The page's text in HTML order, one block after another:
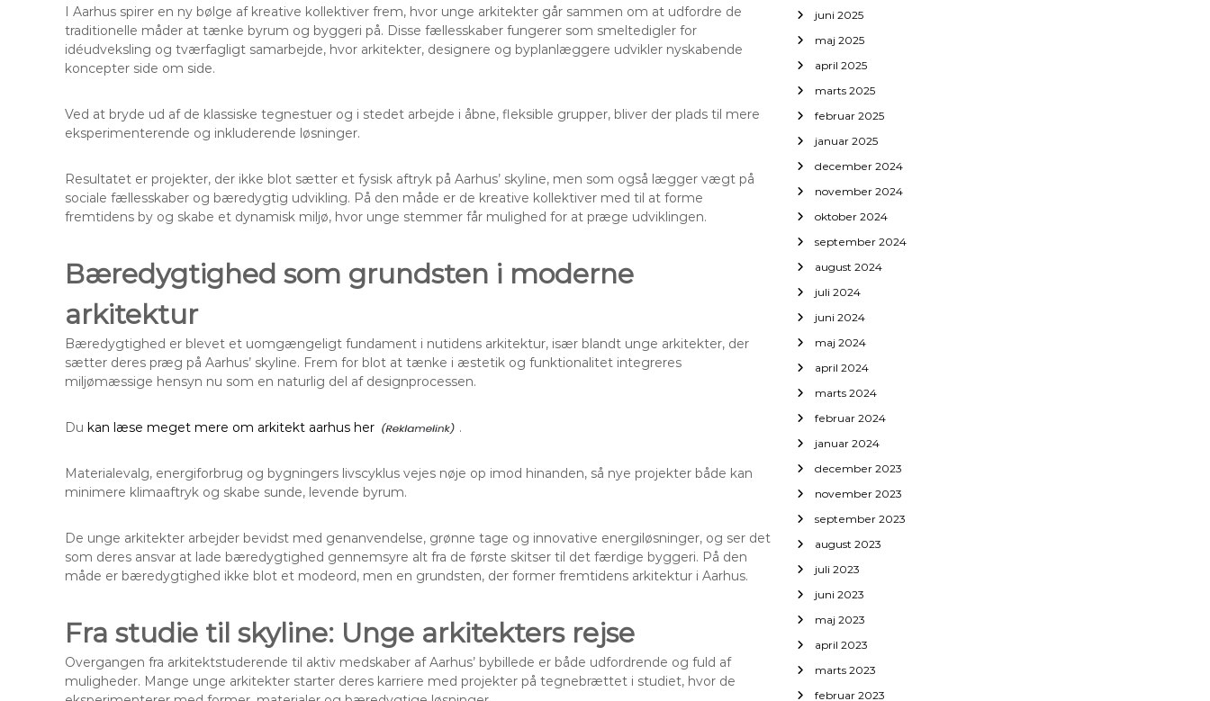
I Aarhus spirer en ny bølge af kreative kollektiver frem, hvor unge arkitekter går sammen om at udfordre de
traditionelle måder at tænke byrum og byggeri på. Disse fællesskaber fungerer som smeltedigler for
idéudveksling og tværfagligt samarbejde, hvor arkitekter, designere og byplanlæggere udvikler nyskabende
koncepter side om side.
Ved at bryde ud af de klassiske tegnestuer og i stedet arbejde i åbne, fleksible grupper, bliver der plads til mere
eksperimenterende og inkluderende løsninger.
Resultatet er projekter, der ikke blot sætter et fysisk aftryk på Aarhus’ skyline, men som også lægger vægt på
sociale fællesskaber og bæredygtig udvikling. På den måde er de kreative kollektiver med til at forme
fremtidens by og skabe et dynamisk miljø, hvor unge stemmer får mulighed for at præge udviklingen.
Bæredygtighed som grundsten i moderne
arkitektur
Bæredygtighed er blevet et uomgængeligt fundament i nutidens arkitektur, især blandt unge arkitekter, der
sætter deres præg på Aarhus’ skyline. Frem for blot at tænke i æstetik og funktionalitet integreres
miljømæssige hensyn nu som en naturlig del af designprocessen.
Du kan læse meget mere om arkitekt aarhus her .
Materialevalg, energiforbrug og bygningers livscyklus vejes nøje op imod hinanden, så nye projekter både kan
minimere klimaaftryk og skabe sunde, levende byrum.
De unge arkitekter arbejder bevidst med genanvendelse, grønne tage og innovative energiløsninger, og ser det
som deres ansvar at lade bæredygtighed gennemsyre alt fra de første skitser til det færdige byggeri. På den
måde er bæredygtighed ikke blot et modeord, men en grundsten, der former fremtidens arkitektur i Aarhus.
Fra studie til skyline: Unge arkitekters rejse
Overgangen fra arkitektstuderende til aktiv medskaber af Aarhus’ bybillede er både udfordrende og fuld af
muligheder. Mange unge arkitekter starter deres karriere med projekter på tegnebrættet i studiet, hvor de
juni 2025
maj 2025
april 2025
marts 2025
februar 2025
januar 2025
december 2024
november 2024
oktober 2024
september 2024
august 2024
juli 2024
juni 2024
maj 2024
april 2024
marts 2024
februar 2024
januar 2024
december 2023
november 2023
september 2023
august 2023
juli 2023
juni 2023
maj 2023
april 2023
marts 2023
februar 2023